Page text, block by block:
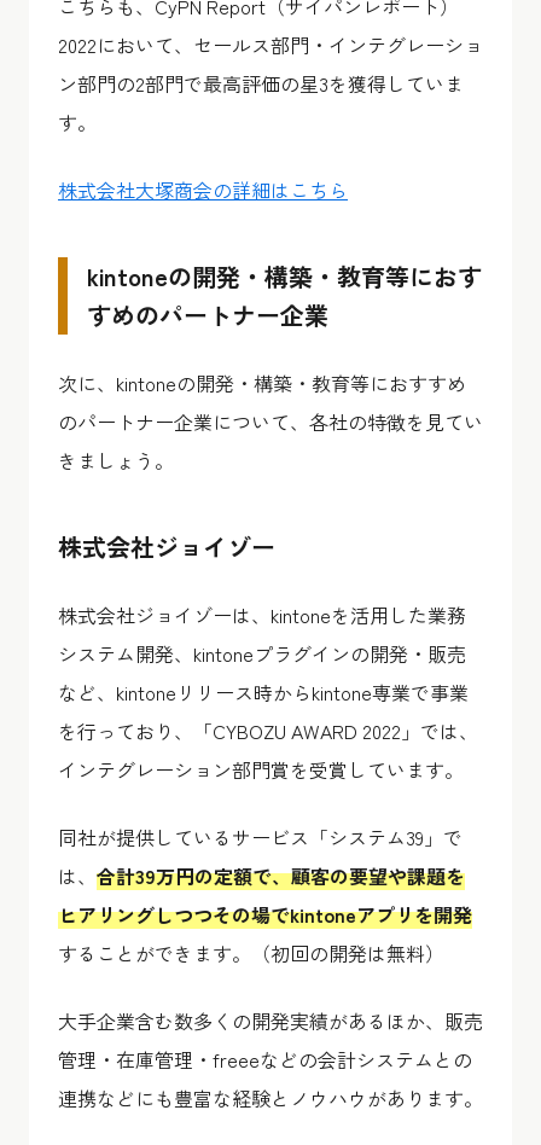
こちらも、CyPN Report（サイパンレポート）
2022において、セールス部門・インテグレーショ
ン部門の2部門で最高評価の星3を獲得していま
す。
株式会社大塚商会の詳細はこちら
kintoneの開発・構築・教育等におす
すめのパートナー企業
次に、kintoneの開発・構築・教育等におすすめ
のパートナー企業について、各社の特徴を見てい
きましょう。
株式会社ジョイゾー
株式会社ジョイゾーは、kintoneを活用した業務
システム開発、kintoneプラグインの開発・販売
など、kintoneリリース時からkintone専業で事業
を行っており、「CYBOZU AWARD 2022」では、
インテグレーション部門賞を受賞しています。
同社が提供しているサービス「システム39」で
は、 合計39万円の定額で、顧客の要望や課題を
ヒアリングしつつその場でkintoneアプリを開発
することができます。（初回の開発は無料）
大手企業含む数多くの開発実績があるほか、販売
管理・在庫管理・freeeなどの会計システムとの
連携などにも豊富な経験とノウハウがあります。